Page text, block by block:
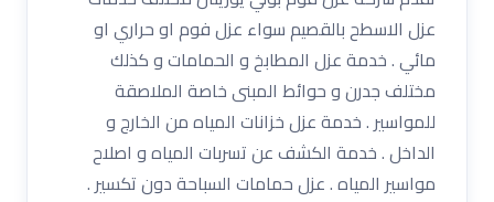
عزل الاسطح بالقصيم سواء عزل فوم او حراري او
مائي . خدمة عزل المطابخ و الحمامات و كذلك
مختلف جدرن و حوائط المبنى خاصة الملاصقة
للمواسير . خدمة عزل خزانات المياه من الخارج و
الداخل . خدمة الكشف عن تسربات المياه و اصلاح
مواسير المياه . عزل حمامات السباحة دون تكسير .